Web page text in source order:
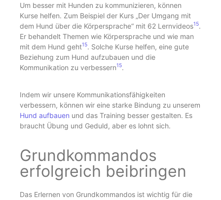
Um besser mit Hunden zu kommunizieren, können
Kurse helfen. Zum Beispiel der Kurs „Der Umgang mit
dem Hund über die Körpersprache“ mit 62 Lernvideos15.
Er behandelt Themen wie Körpersprache und wie man
mit dem Hund geht15. Solche Kurse helfen, eine gute
Beziehung zum Hund aufzubauen und die
Kommunikation zu verbessern15.
Indem wir unsere Kommunikationsfähigkeiten
verbessern, können wir eine starke Bindung zu unserem
Hund aufbauen und das Training besser gestalten. Es
braucht Übung und Geduld, aber es lohnt sich.
Grundkommandos
erfolgreich beibringen
Das Erlernen von Grundkommandos ist wichtig für die